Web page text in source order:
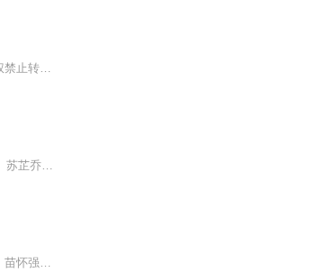
『已完结』原创都市言情小说，讲述苏念与沈屿的青春错过与漫长等待。作者本人录制，独家首发，未经授权禁止转载。
稳定日更5集，不定期爆更，AI主播良心又迷人，订阅追更不迷路！ 【内容简介】 香甜的不是蜂蜜而是柔情。苏芷乔的文静可爱给她带来不少麻烦，来到新校园帝景学院让她很开心。她从不相信一见钟情，但不想和花花公子夏承西的相遇让她念念不忘，还有护花使...
【内容简介】改编于真实故事，讲述大学生创业者的心路历程，最美丽的年华，最奔放的青春。【作者简介】苗怀强，现代言情网络小说作家，代表作长篇小说《北京大女人》、少年系列《踢足球的少年》等。【主播简介】书嫣，热爱阅读，积极阳光，热情温暖，让我...